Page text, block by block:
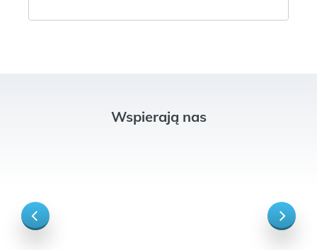
Wspierają nas